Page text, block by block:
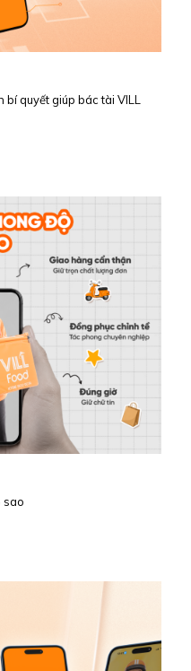
bí quyết giúp bác tài VILL
sao